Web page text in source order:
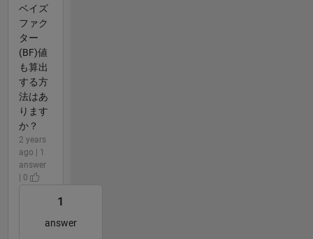
ベイズ
ファク
ター
(BF)値
も算出
する方
法はあ
ります
か？
2 years
ago | 1
answer
| 0
1
answer